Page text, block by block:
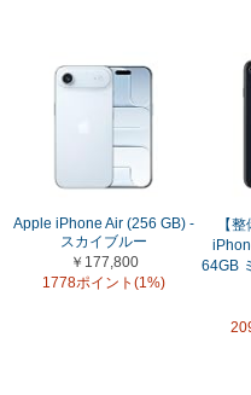
Apple iPhone Air (256 GB) -
スカイブルー
￥177,800
1778ポイント(1%)
【
64GB